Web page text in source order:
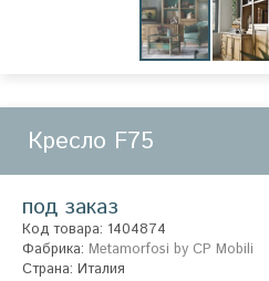
Кресло F75
под заказ
Код товара: 1404874
Фабрика: Metamorfosi by CP Mobili
Страна: Италия